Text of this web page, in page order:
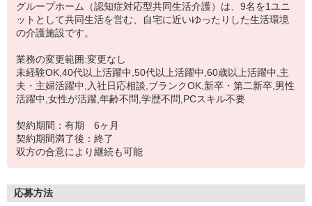
グループホーム（認知症対応型共同生活介護）は、9名を1ユニ
ットとして共同生活を営む、自宅に近いゆったりした生活環境
の介護施設です。
業務の変更範囲:変更なし
未経験OK,40代以上活躍中,50代以上活躍中,60歳以上活躍中,主
夫・主婦活躍中,入社日応相談,ブランクOK,新卒・第二新卒,男性
活躍中,女性が活躍,年齢不問,学歴不問,PCスキル不要
契約期間：有期 6ヶ月
契約期間満了後：終了
双方の合意により継続も可能
応募方法